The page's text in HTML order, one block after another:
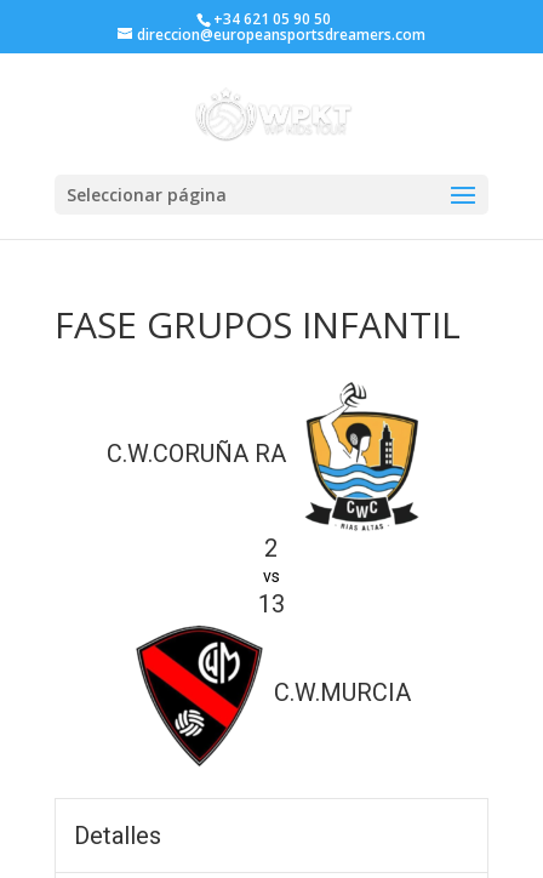
+34 621 05 90 50
direccion@europeansportsdreamers.com
Seleccionar página
FASE GRUPOS INFANTIL
C.W.CORUÑA RA
2
vs
13
C.W.MURCIA
Detalles